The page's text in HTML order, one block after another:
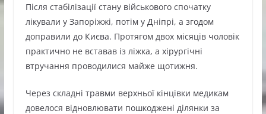
Після стабілізації стану військового спочатку
лікували у Запоріжжі, потім у Дніпрі, а згодом
доправили до Києва. Протягом двох місяців чоловік
практично не вставав із ліжка, а хірургічні
втручання проводилися майже щотижня.
Через складні травми верхньої кінцівки медикам
довелося відновлювати пошкоджені ділянки за